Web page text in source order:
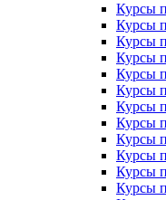
Курсы
Курсы
Курсы
Курсы
Курсы
Курсы
Курсы
Курсы
Курсы
Курсы
Курсы
Курсы